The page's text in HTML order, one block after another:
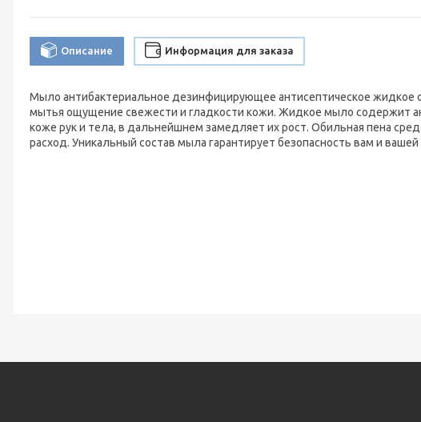
Описание Информация для заказа
Мыло антибактериальное дезинфицирующее антисептическое жидкое
мытья ощущение свежести и гладкости кожи. Жидкое мыло содержит
коже рук и тела, в дальнейшнем замедляет их рост. Обильная пена
расход. Уникальный состав мыла гарантирует безопасность вам и